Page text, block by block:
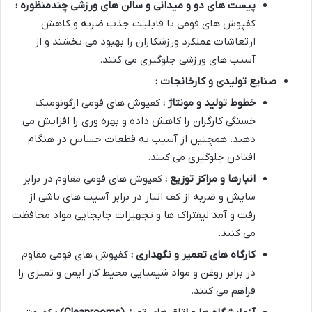
پیست های دو و میدانی و سالن های ورزشی چندمنظوره :
کفپوش های فومی با قابلیت جذب ضربه و کاهش
ارتعاشات عملکرد ورزشکاران را بهبود می بخشند و از
آسیب های ورزشی جلوگیری می کنند.
صنایع تولیدی و کارخانجات :
خطوط تولید و مونتاژ : کفپوش های فومی ارگونومیک
خستگی کارگران را کاهش داده و بهره وری را افزایش می
دهند. همچنین از آسیب به قطعات حساس در هنگام
افتادن جلوگیری می کنند.
انبارها و مراکز توزیع : کفپوش های فومی مقاوم در برابر
سایش و ضربه از کف انبار در برابر آسیب های ناشی از
رفت و آمد لیفتراک ها و تجهیزات جابجایی مواد محافظت
می کنند.
کارگاه های تعمیر و نگهداری : کفپوش های فومی مقاوم
در برابر روغن و مواد شیمیایی محیط کار ایمن و تمیزی را
فراهم می کنند.